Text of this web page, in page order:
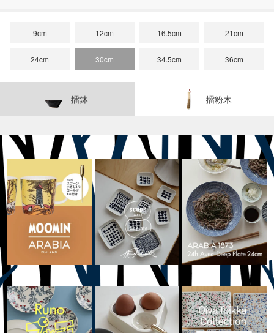
9cm 12cm 16.5cm 21cm
24cm 30cm 34.5cm 36cm
擂鉢 擂粉木